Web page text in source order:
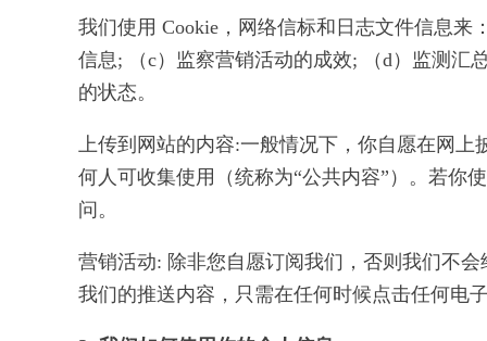
我们使用 Cookie，网络信标和日志文件信息
信息; （c）监察营销活动的成效; （d）监测汇
的状态。
上传到网站的内容:一般情况下，你自愿在网
何人可收集使用（统称为“公共内容”）。若你
问。
营销活动: 除非您自愿订阅我们，否则我们不
我们的推送内容，只需在任何时候点击任何电